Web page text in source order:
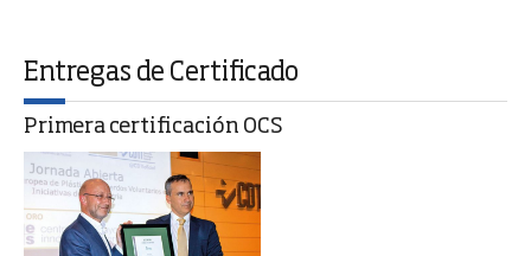
Entregas de Certificado
Primera certificación OCS